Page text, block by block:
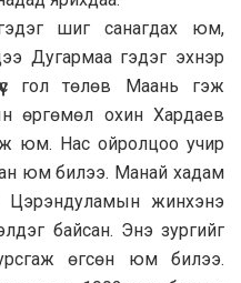
шиг санагдах юм,
Дугармаа гэдэг эхнэр
гол төлөв Маань гэж
өргөмөл охин Хардаев
юм. Нас ойролцоо учир
юм билээ. Манай хадам
Цэрэндуламын жинхэнэ
байсан. Энэ зургийг
өгсөн юм билээ.